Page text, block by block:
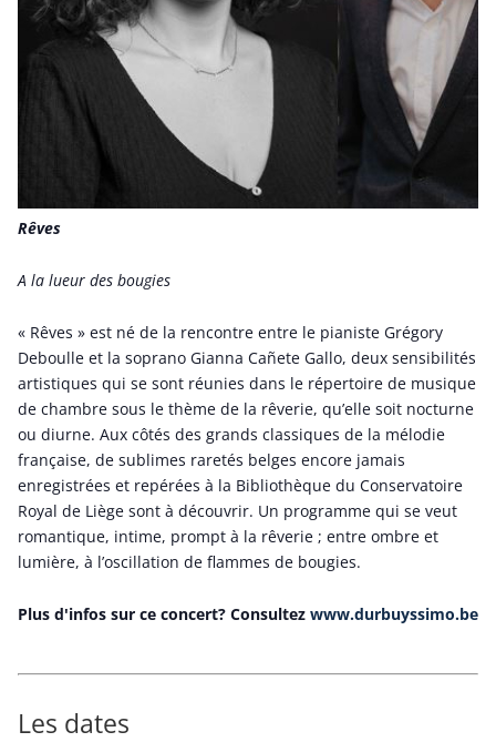
Rêves
A la lueur des bougies
« Rêves » est né de la rencontre entre le pianiste Grégory
Deboulle et la soprano Gianna Cañete Gallo, deux sensibilités
artistiques qui se sont réunies dans le répertoire de musique
de chambre sous le thème de la rêverie, qu’elle soit nocturne
ou diurne. Aux côtés des grands classiques de la mélodie
française, de sublimes raretés belges encore jamais
enregistrées et repérées à la Bibliothèque du Conservatoire
Royal de Liège sont à découvrir. Un programme qui se veut
romantique, intime, prompt à la rêverie ; entre ombre et
lumière, à l’oscillation de flammes de bougies.
Plus d'infos sur ce concert? Consultez www.durbuyssimo.be
Les dates